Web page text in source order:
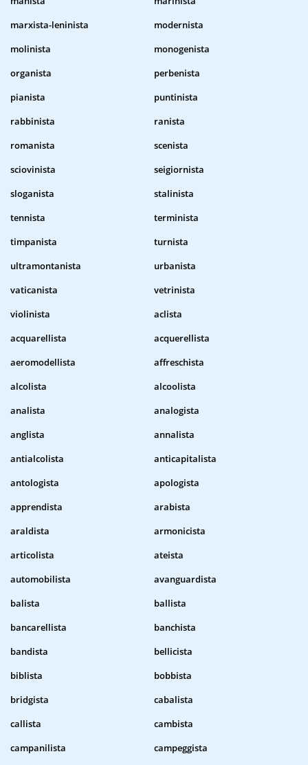
marxista-leninista
modernista
molinista
monogenista
organista
perbenista
pianista
puntinista
rabbinista
ranista
romanista
scenista
sciovinista
seigiornista
sloganista
stalinista
tennista
terminista
timpanista
turnista
ultramontanista
urbanista
vaticanista
vetrinista
violinista
aclista
acquarellista
acquerellista
aeromodellista
affreschista
alcolista
alcoolista
analista
analogista
anglista
annalista
antialcolista
anticapitalista
antologista
apologista
apprendista
arabista
araldista
armonicista
articolista
ateista
automobilista
avanguardista
balista
ballista
bancarellista
banchista
bandista
bellicista
biblista
bobbista
bridgista
cabalista
callista
cambista
campanilista
campeggista